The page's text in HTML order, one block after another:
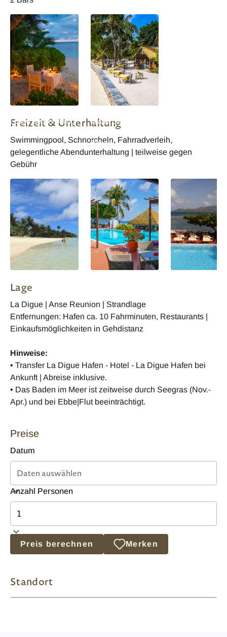
Lodge Beach Dining
Island Lodge
Restaurant am
Strand
Freizeit & Unterhaltung
Swimmingpool, Schnorcheln, Fahrradverleih,
gelegentliche Abendunterhaltung | teilweise gegen
Gebühr
Lage
La Digue | Anse Reunion | Strandlage
Entfernungen: Hafen ca. 10 Fahrminuten, Restaurants |
Einkaufsmöglichkeiten in Gehdistanz
Hinweise:
• Transfer La Digue Hafen - Hotel - La Digue Hafen bei
Ankunft | Abreise inklusive.
• Das Baden im Meer ist zeitweise durch Seegras (Nov.-
Apr.) und bei Ebbe|Flut beeinträchtigt.
Preise
Datum
Anzahl Personen
Preis berechnen Merken
Standort